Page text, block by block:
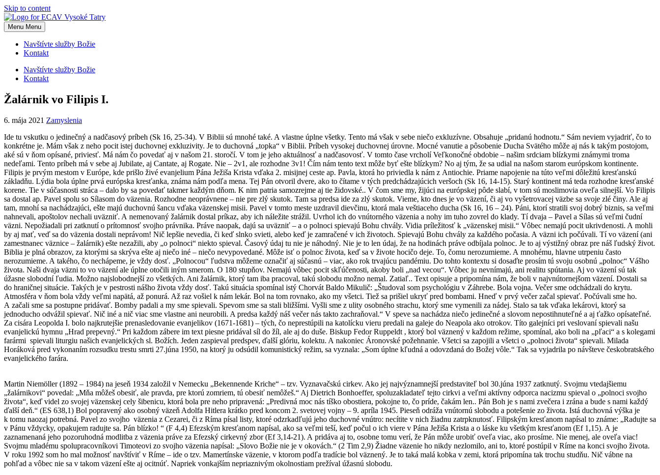
Skip to content
Menu Menu
Navštívte služby Božie
Kontakt
Navštívte služby Božie
Kontakt
Žalárnik vo Filipis I.
6. mája 2021 Zamyslenia
Ide tu vskutku o jedinečný a nadčasový príbeh (Sk 16, 25-34). V Biblii sú mnohé také. A vlastne úplne všetky. Tento má však v sebe niečo exkluzívne. Obsahuje „pridanú hodnotu.“ Sám neviem vyjadriť, čo to
konkrétne je. Mám však z neho pocit istej duchovnej exkluzivity. Je to duchovná „topka“ v Biblii. Príbeh vysokej duchovnej úrovne. Mocné vanutie a pôsobenie Ducha Svätého môže aj nás k takým postojom,
aké sú v ňom opísané, priviesť. Má nám čo povedať aj v našom 21. storočí. V tom je jeho aktuálnosť a nadčasovosť. V tomto čase vrcholí Veľkonočné obdobie – našim srdciam blízkymi známymi troma
nedeľami. Tento príbeh má v sebe aj Jubilate, aj Cantate, aj Rogate. Nie – 2v1, ale rozhodne 3v1! Čím nám tento text môže byť ešte blízkym? No aj tým, že sa udial na našom starom európskom kontinente.
Filipis je prvým mestom v Európe, kde prišlo živé evanjelium Pána Ježiša Krista vďaka 2. misijnej ceste ap. Pavla, ktorá ho priviedla k nám z Antiochie. Priame napojenie na túto veľmi dôležitú kresťanskú
základňu. Lýdia bola úplne prvá európska kresťanka, známa nám podľa mena. Tej Pán otvoril dvere, ako to čítame v tých predchádzajúcich veršoch (Sk 16, 14-15). Starý kontinent má teda rozhodne kresťanské
korene. Tie v súčasnosti stráca – dalo by sa povedať takmer každým dňom. K nim patria samozrejme aj tie židovské.. V čom sme my, žijúci na európskej pôde slabí, v tom sú moslimovia oveľa silnejší. Vo Filipis
sa dostal ap. Pavel spolu so Sílasom do väzenia. Rozhodne neoprávnene – nie pre zlý skutok. Tam sa predsa ide za zlý skutok. Vieme, kto dnes je vo väzení, či aj vo vyšetrovacej väzbe sa svoje zlé činy. Ale aj
tam, mnohí sa nachádzajúci, ešte majú duchovnú šancu vďaka väzenskej misii. Pavel v tomto meste uzdravil dievčinu, ktorá mala veštiaceho ducha (Sk 16, 16 – 24). Páni, ktorí stratili svoj dobrý biznis, sa veľmi
nahnevali, apoštolov nechali uväzniť. A nemenovaný žalárnik dostal príkaz, aby ich náležite strážil. Uvrhol ich do vnútorného väzenia a nohy im tuho zovrel do klady. Tí dvaja – Pavel a Sílas sú veľmi čudní
väzni. Nepožiadali pri zatknutí o prítomnosť svojho právnika. Práve naopak, dajú sa uväzniť – a o polnoci spievajú Bohu chvály. Vidia príležitosť k „väzenskej misii.“ Vôbec nemajú pocit ukrivdenosti. A mohli
by aj mať, veď sa do väzenia dostali neprávom! Nič lepšie nevedia, či keď slnko svieti, alebo keď je zamračené v ich životoch. Spievajú Bohu chvály za každého počasia. A väzni ich počúvali. Tí vo väzení (ani
zamestnanec väznice – žalárnik) ešte nezažili, aby „o polnoci“ niekto spieval. Časový údaj tu nie je náhodný. Nie je to len údaj, že na hodinách práve odbíjala polnoc. Je to aj výstižný obraz pre náš ľudský život.
Biblia je plná obrazov, za ktorými sa skrýva ešte aj niečo iné – niečo nevypovedané. Môže isť o polnoc života, keď sa v živote hocičo deje. To, čomu nerozumieme. A mnohému, hlavne utrpeniu často
nerozumieme. A takého, čo nechápeme, je vždy dosť. „Polnocou“ ľudstva môžeme označiť aj súčasnú – viac, ako rok trvajúcu pandémiu. Do tohto kontextu si dosaďte prosím tú svoju osobnú „polnoc“ Vášho
života. Naši dvaja väzni to vo väzení ale úplne otočili iným smerom. O 180 stupňov. Nemajú vôbec pocit skľúčenosti, akoby boli „nad vecou“. Vôbec ju nevnímajú, ani realitu spútania. Aj vo väzení sú tak
úžasne slobodní ľudia. Možno najslobodnejší zo všetkých. Ani žalárnik, ktorý tam iba pracoval, takú slobodu možno nemal. Zatiaľ.. Text opisuje a pripomína nám, že boli v najvnútornejšom väzení. Dostali sa
do hraničnej situácie. Takých je v pestrosti nášho života vždy dosť. Takú situácia spomínal istý Chorvát Baldo Mikulič: „Študoval som psychológiu v Záhrebe. Bola vojna. Večer sme odchádzali do krytu.
Atmosféra v ňom bola vždy veľmi napätá, až ponurá. Až raz vošiel k nám lekár. Bol na tom rovnako, ako my všetci. Tiež sa prišiel ukryť pred bombami. Hneď v prvý večer začal spievať. Počúvali sme ho.
A začali sme sa postupne pridávať. Bomby padali a my sme spievali. Spevom sme sa stali bližšími. Vyšli sme z ulity osobného strachu, ktorý sme vymenili za nádej. Stalo sa tak vďaka lekárovi, ktorý sa
jednoducho odvážil spievať. Nič iné a nič viac sme vlastne ani neurobili. A predsa každý náš večer nás takto zachraňoval.“ V speve sa nachádza niečo jedinečné a slovom nepostihnuteľné a aj ťažko opísateľné.
Za cisára Leopolda I. bolo najkrutejšie prenasledovanie evanjelikov (1671-1681) – tých, čo neprestúpili na katolícku vieru predali na galeje do Neapola ako otrokov. Títo galejníci pri veslovaní spievali našu
evanjelickú hymnu „Hrad prepevný.“ Pri každom zábere im text piesne pridával síl do žíl, ale aj do duše. Biskup Fedor Ruppeldt , ktorý bol väznený v každom režime, spomínal, ako boli na „pľaci“ a s kolegami
farármi spievali liturgiu našich evanjelických sl. Božích. Jeden zaspieval predspev, ďalší glóriu, kolektu. A nakoniec Áronovské požehnanie. Všetci sa zapojili a všetci o „polnoci života“ spievali. Milada
Horáková pred vykonaním rozsudku trestu smrti 27.júna 1950, na ktorý ju odsúdil komunistický režim, sa vyznala: „Som úplne kľudná a odovzdaná do Božej vôle.“ Tak sa vyjadrila po návšteve českobratského
evanjelického farára.
Martin Niemöller (1892 – 1984) na jeseň 1934 založil v Nemecku „Bekennende Kriche“ – tzv. Vyznavačskú cirkev. Ako jej najvýznamnejší predstaviteľ bol 30.júna 1937 zatknutý. Svojmu vtedajšiemu
„žalárnikovi“ povedal: „Mňa môžeš obesiť, ale pravda, pre ktorú zomriem, tú obesiť nemôžeš.“ Aj Dietrich Bonhoeffer, spoluzakladateľ tejto cirkvi a veľmi aktívny odporca nacizmu spieval o „polnoci svojho
života“, keď videl zo svojej väzenskej cely šibenicu, ktorá bola pre neho pripravená: „Predivná moc nás tíško obostiera, pokojne to, čo príde, čakám len.. Pán Boh je s nami zvečera i zrána a bude s nami každý
ďalší deň.“ (ES 638,1) Bol popravený ako osobný väzeň Adolfa Hitlera krátko pred koncom 2. svetovej vojny – 9. apríla 1945. Pieseň odráža vnútornú slobodu a potešenie zo života. Istá duchovná výška je
k tomu naozaj potrebná. Pavel zo svojho väzenia z Cezarei, či z Ríma písal listy, ktoré odzrkadľujú jeho duchovné vnútro: necítite v nich žiadnu zatrpknutosť. Filipským kresťanom napísal to známe: „Radujte sa
v Pánu vždycky, opakujem radujte sa. Pán blízko! “ (F 4,4) Efezským kresťanom napísal, ako sa veľmi teší, keď počul o ich viere v Pána Ježiša Krista a o láske ku všetkým kresťanom (Ef 1,15). A je
zaznamenaná jeho pozoruhodná modlitba z väzenia práve za Efezský cirkevný zbor (Ef 3,14-21). A pridáva aj to, osobne tomu verí, že Pán môže urobiť oveľa viac, ako prosíme. Nie menej, ale oveľa viac!
Svojmu mladému spolupracovníkovi Timoteovi zo svojho väzenia napísal: „Slovo Božie nie je v okovách.“ (2 Tim 2,9) Žiadne väzenie ho nikdy nezlomilo, ani to, ktoré postúpil v Ríme na konci svojho života.
V roku 1992 som ho mal možnosť navštíviť v Ríme – ide o tzv. Mamertínske väzenie, v ktorom podľa tradície bol väznený. Je to taká malá kobka v zemi, ktorá pripomína tak trochu studňu. Nič vábne na
pohľad a vôbec nie sa v takom väzení ešte aj ocitnúť. Napriek vonkajším nepriaznivým okolnostiam prežíval úžasnú slobodu.